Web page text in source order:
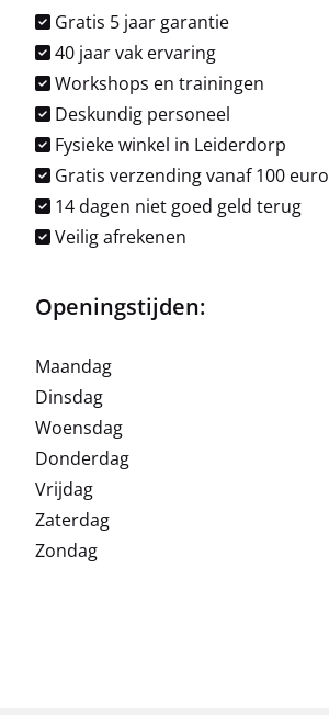
Gratis 5 jaar garantie
40 jaar vak ervaring
Workshops en trainingen
Deskundig personeel
Fysieke winkel in Leiderdorp
Gratis verzending vanaf 100 euro
14 dagen niet goed geld terug
Veilig afrekenen
Openingstijden:
Maandag
Dinsdag
Woensdag
Donderdag
Vrijdag
Zaterdag
Zondag